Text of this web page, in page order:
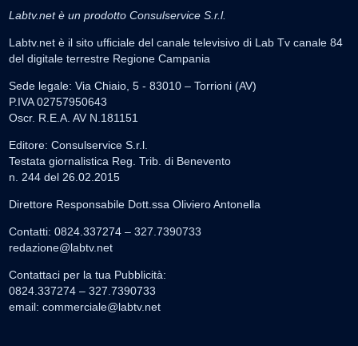
Labtv.net è un prodotto Consulservice S.r.l.
Labtv.net è il sito ufficiale del canale televisivo di Lab Tv canale 84
del digitale terrestre Regione Campania
Sede legale: Via Chiaio, 5 - 83010 – Torrioni (AV)
P.IVA 02757950643
Oscr. R.E.A. AV N.181151
Editore: Consulservice S.r.l.
Testata giornalistica Reg. Trib. di Benevento
n. 244 del 26.02.2015
Direttore Responsabile Dott.ssa Oliviero Antonella
Contatti: 0824.337274 – 327.7390733
redazione@labtv.net
Contattaci per la tua Pubblicità:
0824.337274 – 327.7390733
email: commerciale@labtv.net